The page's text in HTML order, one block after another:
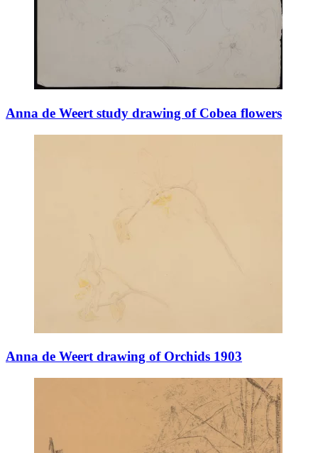
Anna de Weert study drawing of Cobea flowers
Anna de Weert drawing of Orchids 1903